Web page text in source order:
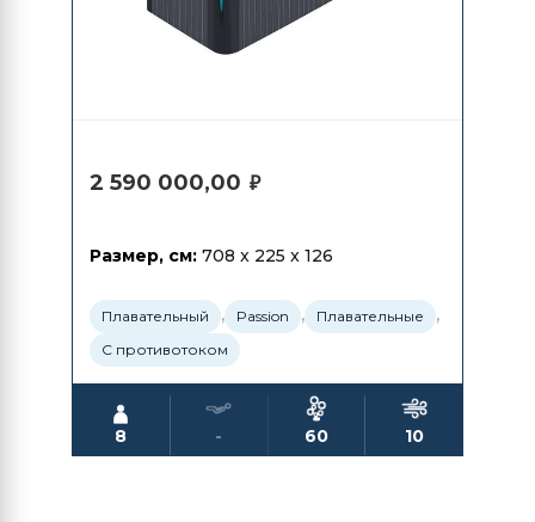
2 590 000,00 ₽
Размер, см: 708 x 225 x 126
Плавательный , Passion , Плавательные ,
С противотоком
8 - 60 10